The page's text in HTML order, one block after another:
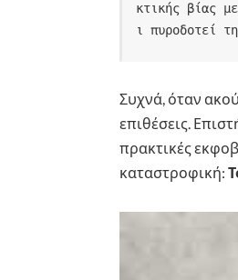
κτικής βίας
ι πυροδοτεί
Συχνά, όταν
επιθέσεις.
πρακτικές
καταστροφική: